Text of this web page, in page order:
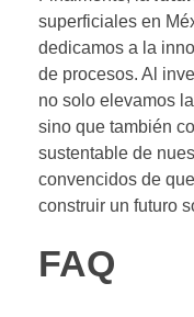
superficiales en
dedicamos a la
de procesos. Al
no solo elevamos
sino que también
sustentable de
convencidos de
construir un futuro
FAQ